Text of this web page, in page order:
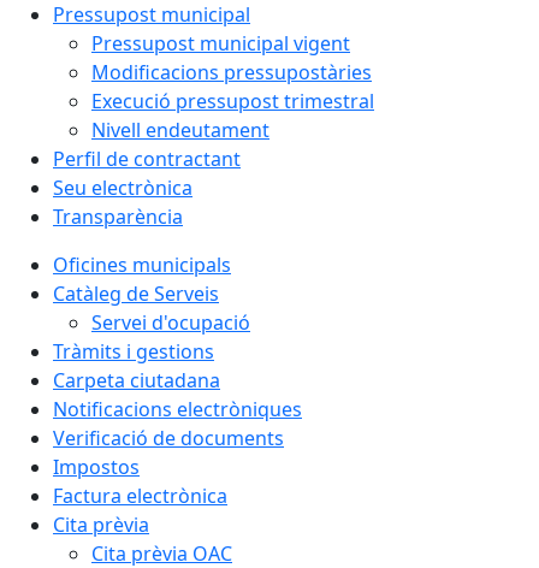
Pressupost municipal
Pressupost municipal vigent
Modificacions pressupostàries
Execució pressupost trimestral
Nivell endeutament
Perfil de contractant
Seu electrònica
Transparència
Oficines municipals
Catàleg de Serveis
Servei d'ocupació
Tràmits i gestions
Carpeta ciutadana
Notificacions electròniques
Verificació de documents
Impostos
Factura electrònica
Cita prèvia
Cita prèvia OAC